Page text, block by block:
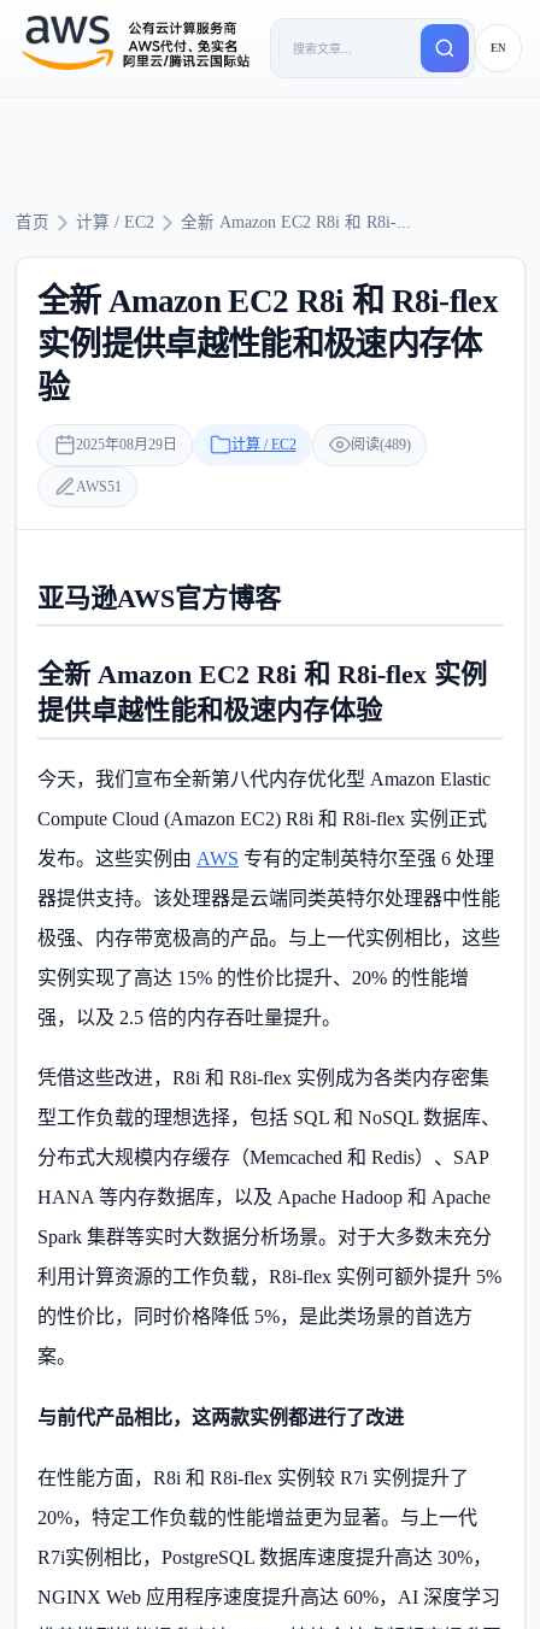
EN
首页 计算 / EC2 全新 Amazon EC2 R8i 和 R8i-...
全新 Amazon EC2 R8i 和 R8i-flex
实例提供卓越性能和极速内存体
验
2025年08月29日 计算 / EC2 阅读(489)
AWS51
亚马逊AWS官方博客
全新 Amazon EC2 R8i 和 R8i-flex 实例
提供卓越性能和极速内存体验
今天，我们宣布全新第八代内存优化型 Amazon Elastic
Compute Cloud (Amazon EC2) R8i 和 R8i-flex 实例正式
发布。这些实例由 AWS 专有的定制英特尔至强 6 处理
器提供支持。该处理器是云端同类英特尔处理器中性能
极强、内存带宽极高的产品。与上一代实例相比，这些
实例实现了高达 15% 的性价比提升、20% 的性能增
强，以及 2.5 倍的内存吞吐量提升。
凭借这些改进，R8i 和 R8i-flex 实例成为各类内存密集
型工作负载的理想选择，包括 SQL 和 NoSQL 数据库、
分布式大规模内存缓存（Memcached 和 Redis）、SAP
HANA 等内存数据库，以及 Apache Hadoop 和 Apache
Spark 集群等实时大数据分析场景。对于大多数未充分
利用计算资源的工作负载，R8i-flex 实例可额外提升 5%
的性价比，同时价格降低 5%，是此类场景的首选方
案。
与前代产品相比，这两款实例都进行了改进
在性能方面，R8i 和 R8i-flex 实例较 R7i 实例提升了
20%，特定工作负载的性能增益更为显著。与上一代
R7i实例相比，PostgreSQL 数据库速度提升高达 30%，
NGINX Web 应用程序速度提升高达 60%，AI 深度学习